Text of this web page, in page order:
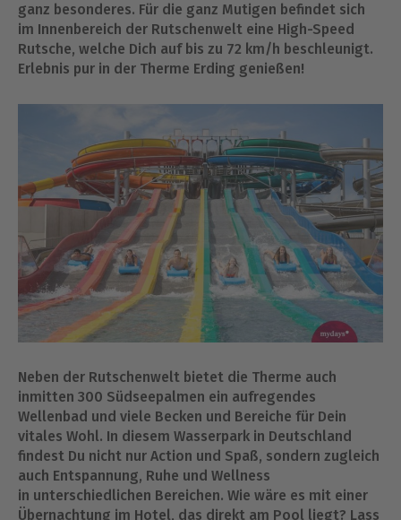
ganz besonderes. Für die ganz Mutigen befindet sich
im Innenbereich der Rutschenwelt eine High-Speed
Rutsche, welche Dich auf bis zu 72 km/h beschleunigt.
Erlebnis pur in der Therme Erding genießen!
Neben der Rutschenwelt bietet die Therme auch
inmitten 300 Südseepalmen ein aufregendes
Wellenbad und viele Becken und Bereiche für Dein
vitales Wohl. In diesem Wasserpark in Deutschland
findest Du nicht nur Action und Spaß, sondern zugleich
auch Entspannung, Ruhe und Wellness
in unterschiedlichen Bereichen. Wie wäre es mit einer
Übernachtung im Hotel, das direkt am Pool liegt? Lass